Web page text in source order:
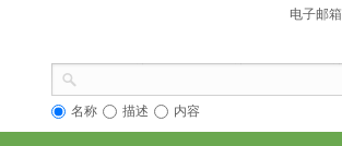
电子邮箱
名称 描述 内容